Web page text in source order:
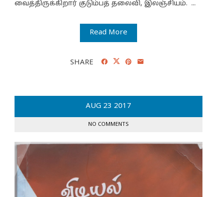
வைத்திருக்கிறார் குடும்பத் தலைவி, இலஞ்சியம். ...
Read More
SHARE
AUG 23 2017
NO COMMENTS